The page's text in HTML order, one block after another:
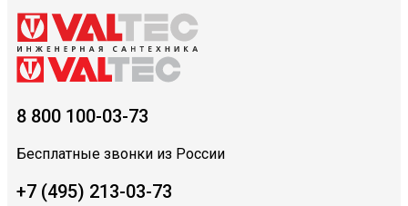
8 800 100-03-73
Бесплатные звонки из России
+7 (495) 213-03-73